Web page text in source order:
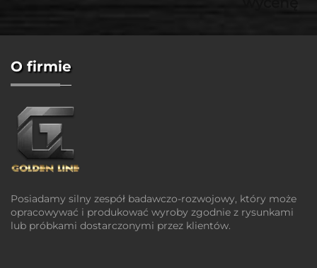
O firmie
Posiadamy silny zespół badawczo-rozwojowy, który może
opracowywać i produkować wyroby zgodnie z rysunkami
lub próbkami dostarczonymi przez klientów.